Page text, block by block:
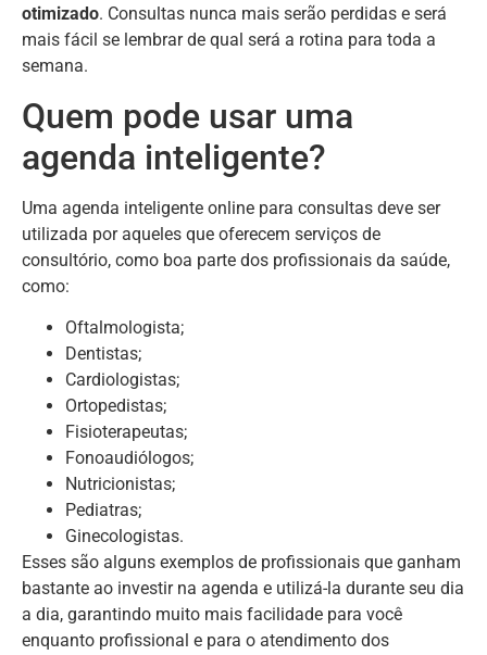
otimizado. Consultas nunca mais serão perdidas e será
mais fácil se lembrar de qual será a rotina para toda a
semana.
Quem pode usar uma
agenda inteligente?
Uma agenda inteligente online para consultas deve ser
utilizada por aqueles que oferecem serviços de
consultório, como boa parte dos profissionais da saúde,
como:
Oftalmologista;
Dentistas;
Cardiologistas;
Ortopedistas;
Fisioterapeutas;
Fonoaudiólogos;
Nutricionistas;
Pediatras;
Ginecologistas.
Esses são alguns exemplos de profissionais que ganham
bastante ao investir na agenda e utilizá-la durante seu dia
a dia, garantindo muito mais facilidade para você
enquanto profissional e para o atendimento dos